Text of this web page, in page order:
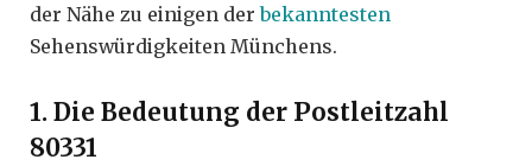
der Nähe zu einigen derbekanntesten
Sehenswürdigkeiten Münchens.
1. Die Bedeutung der Postleitzahl
80331